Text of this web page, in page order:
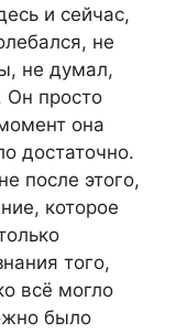
и сейчас,
не
не думал,
Он просто
она
достаточно.
после этого,
которое
того,
всё могло
было